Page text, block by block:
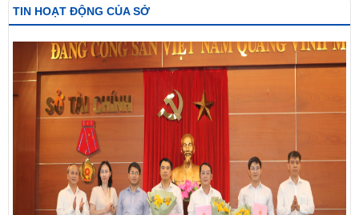
TIN HOẠT ĐỘNG CỦA SỞ